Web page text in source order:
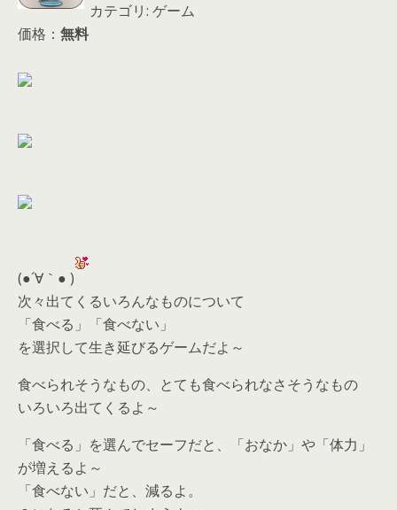
カテゴリ: ゲーム
価格： 無料
(●´∀｀● )
次々出てくるいろんなものについて
「食べる」「食べない」
を選択して生き延びるゲームだよ～
食べられそうなもの、とても食べられなさそうなもの
いろいろ出てくるよ～
「食べる」を選んでセーフだと、「おなか」や「体力」
が増えるよ～
「食べない」だと、減るよ。